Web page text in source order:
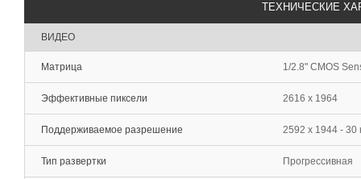
ТЕХНИЧЕСКИЕ
ВИДЕО
Матрица 1/2.8" CMOS
Эффективные пиксели 2616 x 1964
Поддерживаемое разрешение 2592 x 1944 - 30
Тип развертки Прогрессивная